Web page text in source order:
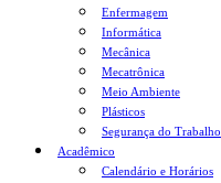
Enfermagem
Informática
Mecânica
Mecatrônica
Meio Ambiente
Plásticos
Segurança do Trabalho
Acadêmico
Calendário e Horários